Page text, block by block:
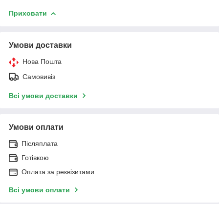
Приховати
Умови доставки
Нова Пошта
Самовивіз
Всі умови доставки
Умови оплати
Післяплата
Готівкою
Оплата за реквізитами
Всі умови оплати